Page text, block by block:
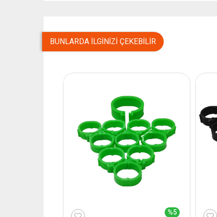
BUNLARDA İLGINIZI ÇEKEBILIR
%5